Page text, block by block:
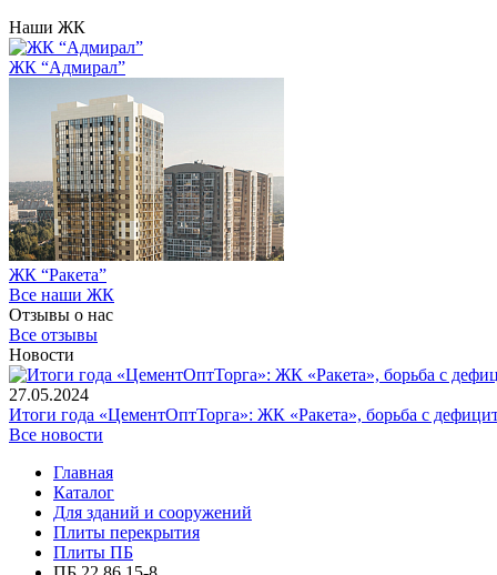
Наши ЖК
ЖК “Адмирал”
ЖК “Ракета”
Все наши ЖК
Отзывы о нас
Все отзывы
Новости
27.05.2024
Итоги года «ЦементОптТорга»: ЖК «Ракета», борьба с
Все новости
Главная
Каталог
Для зданий и сооружений
Плиты перекрытия
Плиты ПБ